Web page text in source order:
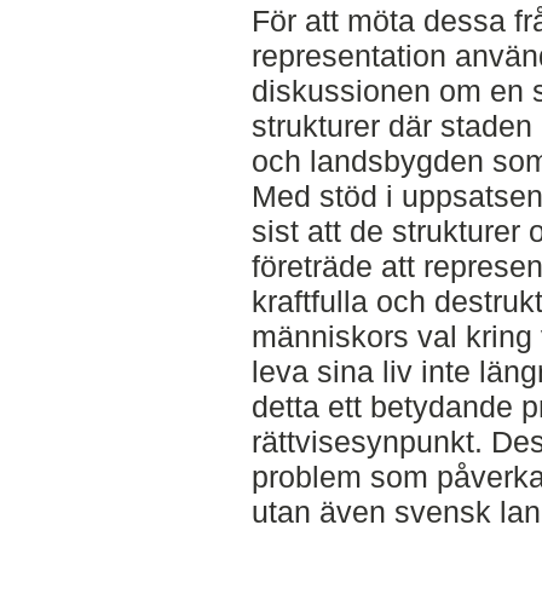
För att möta dessa
representation
diskussionen om en
strukturer där
och landsbygden
Med stöd i
sist att de strukturer
företräde att
kraftfulla och
människors val
leva sina liv inte
detta ett betydande
rättvisesynpunkt.
problem som
utan även svensk